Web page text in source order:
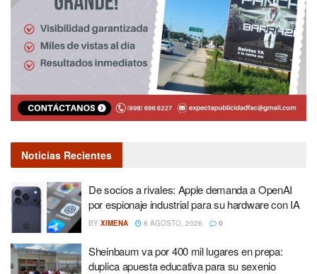
Noticias Recientes
De socios a rivales: Apple demanda a OpenAI
por espionaje industrial para su hardware con IA
BY XIMENA 8 AGOSTO, 2026 0
Sheinbaum va por 400 mil lugares en prepa:
duplica apuesta educativa para su sexenio